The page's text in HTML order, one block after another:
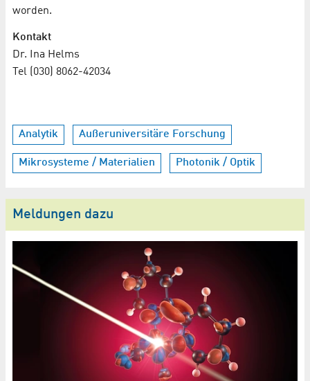
worden.
Kontakt
Dr. Ina Helms
Tel (030) 8062-42034
Analytik Außeruniversitäre Forschung
Mikrosysteme / Materialien Photonik / Optik
Meldungen dazu